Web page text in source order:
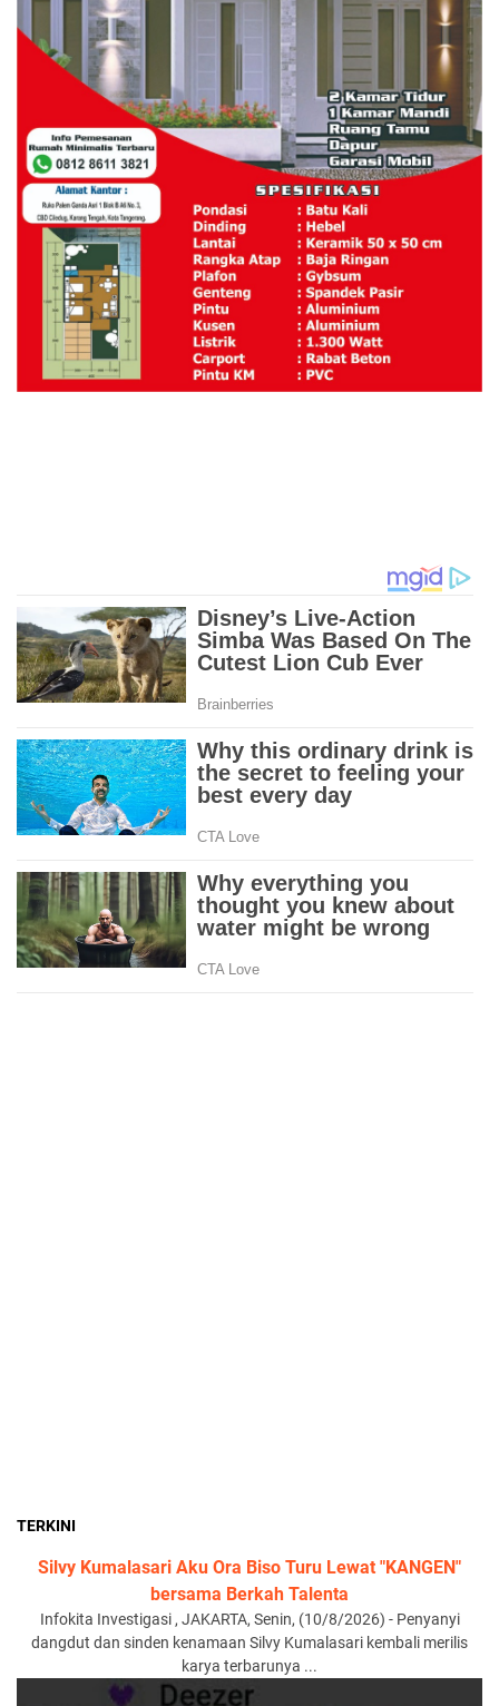
TERKINI
Silvy Kumalasari Aku Ora Biso Turu Lewat "KANGEN"
bersama Berkah Talenta
Infokita Investigasi , JAKARTA, Senin, (10/8/2026) - Penyanyi
dangdut dan sinden kenamaan Silvy Kumalasari kembali merilis
karya terbarunya ...